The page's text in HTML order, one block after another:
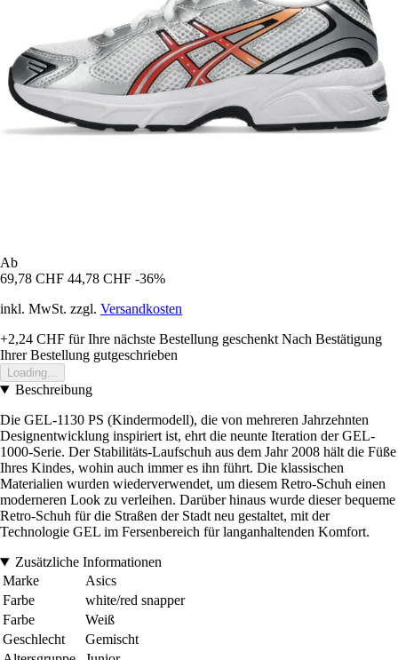
Ab
69,78 CHF 44,78 CHF -36%
inkl. MwSt. zzgl. Versandkosten
+2,24 CHF für Ihre nächste Bestellung geschenkt Nach Bestätigung
Ihrer Bestellung gutgeschrieben
Loading...
Beschreibung
Die GEL-1130 PS (Kindermodell), die von mehreren Jahrzehnten
Designentwicklung inspiriert ist, ehrt die neunte Iteration der GEL-
1000-Serie. Der Stabilitäts-Laufschuh aus dem Jahr 2008 hält die Füße
Ihres Kindes, wohin auch immer es ihn führt. Die klassischen
Materialien wurden wiederverwendet, um diesem Retro-Schuh einen
moderneren Look zu verleihen. Darüber hinaus wurde dieser bequeme
Retro-Schuh für die Straßen der Stadt neu gestaltet, mit der
Technologie GEL im Fersenbereich für langanhaltenden Komfort.
Zusätzliche Informationen
Marke
Asics
Farbe
white/red snapper
Farbe
Weiß
Geschlecht
Gemischt